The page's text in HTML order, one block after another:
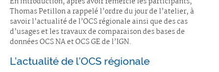
Thomas Petillon a rappelé l’ordre du jour de l’atelier, à
savoir l’actualité de l’OCS régionale ainsi que des cas
d’usages et les travaux de comparaison des bases de
données OCS NA et OCS GE de l’IGN.
L’actualité de l’OCS régionale